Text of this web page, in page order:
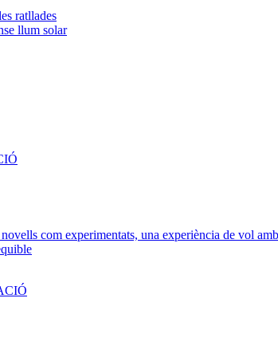
ratllades
llum solar
com experimentats, una experiència de vol